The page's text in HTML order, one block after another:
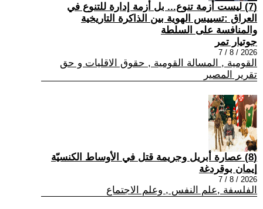
(7) ليست أزمة تنوع... بل أزمة إدارة للتنوع في
العراق :تسييس الهوية بين الذاكرة التاريخية
والمنافسة على السلطة
جوتيار تمر
2026 / 8 / 7
القومية , المسالة القومية , حقوق الاقليات و حق
تقرير المصير
(8) عصارة أبريل وجريمة قتل في الأوساط الكنسيّة
إيمان بوقردغة
2026 / 8 / 7
الفلسفة ,علم النفس , وعلم الاجتماع